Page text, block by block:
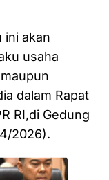
ini akan
usaha
dalam Rapat
RI,di Gedung
2026).